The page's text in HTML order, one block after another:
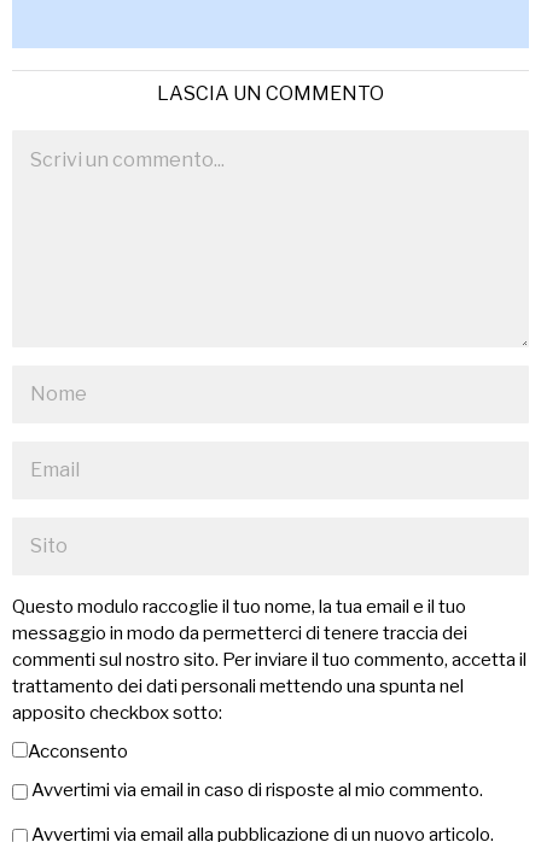
LASCIA UN COMMENTO
Questo modulo raccoglie il tuo nome, la tua email e il tuo
messaggio in modo da permetterci di tenere traccia dei
commenti sul nostro sito. Per inviare il tuo commento, accetta il
trattamento dei dati personali mettendo una spunta nel
apposito checkbox sotto:
Acconsento
Avvertimi via email in caso di risposte al mio commento.
Avvertimi via email alla pubblicazione di un nuovo articolo.